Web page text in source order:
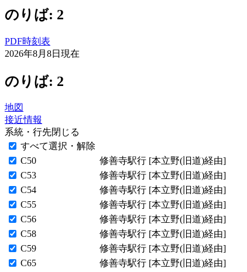
のりば: 2
PDF時刻表
2026年8月8日 現在
のりば: 2
地図
接近情報
系統・行先閉じる
すべて選択・解除
C50
修善寺駅行 [本立野(旧道)経由]
C53
修善寺駅行 [本立野(旧道)経由]
C54
修善寺駅行 [本立野(旧道)経由]
C55
修善寺駅行 [本立野(旧道)経由]
C56
修善寺駅行 [本立野(旧道)経由]
C58
修善寺駅行 [本立野(旧道)経由]
C59
修善寺駅行 [本立野(旧道)経由]
C65
修善寺駅行 [本立野(旧道)経由]